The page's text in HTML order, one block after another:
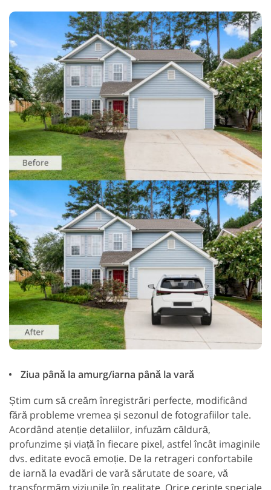
Ziua până la amurg/iarna până la vară
Știm cum să creăm înregistrări perfecte, modificând
fără probleme vremea și sezonul de fotografiilor tale.
Acordând atenție detaliilor, infuzăm căldură,
profunzime și viață în fiecare pixel, astfel încât imaginile
dvs. editate evocă emoție. De la retrageri confortabile
de iarnă la evadări de vară sărutate de soare, vă